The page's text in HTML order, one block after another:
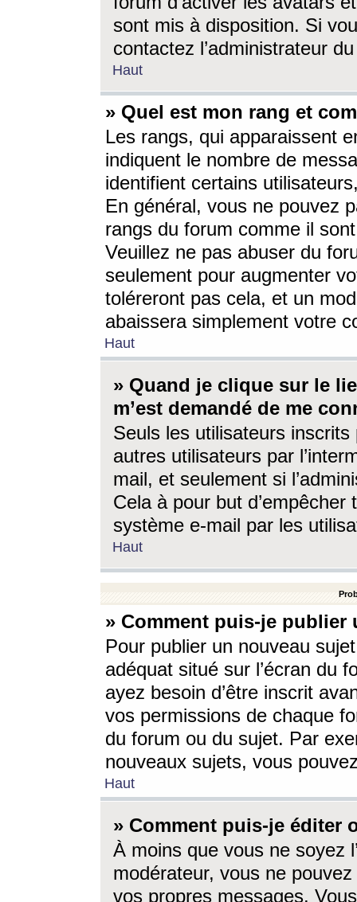
sont mis à disposition. Si
contactez l’administrateur
Haut
» Quel est mon rang et
Les rangs, qui apparaissent
indiquent le nombre de
identifient certains
En général, vous ne pouvez
rangs du forum comme il
Veuillez ne pas abuser du
seulement pour augmenter
toléreront pas cela, et un
abaissera simplement votre
Haut
» Quand je clique sur le
m’est demandé de me
Seuls les utilisateurs
autres utilisateurs par
mail, et seulement si
Cela à pour but
système e-mail par les
Haut
» Comment puis-je
Pour publier un nouveau
adéquat situé sur l’écran du
ayez besoin d’être inscrit
vos permissions de chaque
du forum ou du sujet. Par
nouveaux sujets, vous
Haut
» Comment puis-je éditer
À moins que vous ne soyez
modérateur, vous ne
vos propres messages.